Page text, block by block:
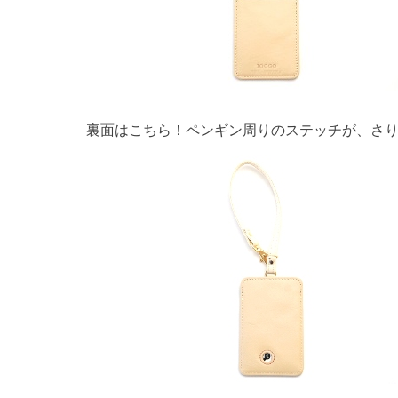
裏面はこちら！ペンギン周りのステッチが、さ